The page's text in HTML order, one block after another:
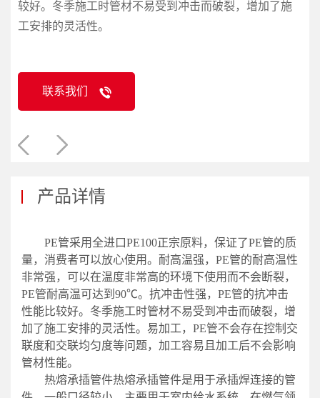
较好。冬季施工时管材不易受到冲击而破裂，增加了施
工安排的灵活性。
联系我们
产品详情
PE管采用全进口PE100正宗原料，保证了PE管的质
量，消费者可以放心使用。耐高温强，PE管的耐高温性
非常强，可以在温度非常高的环境下使用而不会断裂，
PE管耐高温可达到90℃。抗冲击性强，PE管的抗冲击
性能比较好。冬季施工时管材不易受到冲击而破裂，增
加了施工安排的灵活性。易加工，PE管不会存在控制交
联度和交联均匀度等问题，加工容易且加工后不会影响
管材性能。
热熔承插管件热熔承插管件是用于承插焊连接的管